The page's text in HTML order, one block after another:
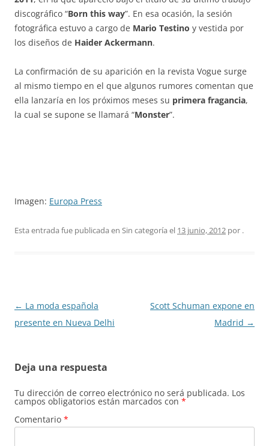
discográfico “Born this way”. En esa ocasión, la sesión
fotográfica estuvo a cargo de Mario Testino y vestida por
los diseños de Haider Ackermann.
La confirmación de su aparición en la revista Vogue surge
al mismo tiempo en el que algunos rumores comentan que
ella lanzaría en los próximos meses su primera fragancia,
la cual se supone se llamará “Monster”.
Imagen: Europa Press
Esta entrada fue publicada en Sin categoría el 13 junio, 2012 por .
Navegación
de
← La moda española
presente en Nueva Delhi
Scott Schuman expone en
Madrid →
Deja una respuesta
Tu dirección de correo electrónico no será publicada. Los
campos obligatorios están marcados con *
Comentario *